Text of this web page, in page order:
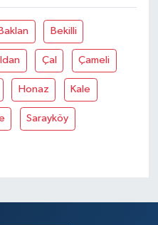
Baklan Bekilli
Çal Çameli
Honaz Kale
Sarayköy